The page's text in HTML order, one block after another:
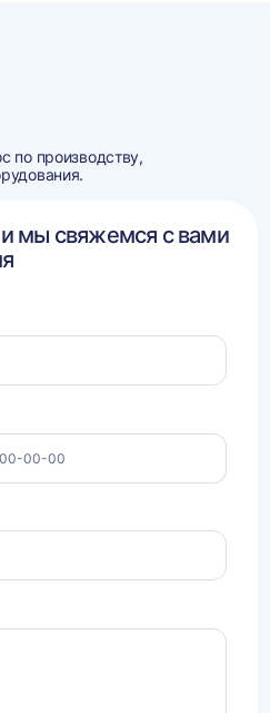
по производству,
и мы свяжемся с вами